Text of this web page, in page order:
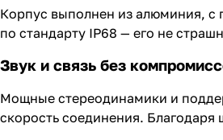
Корпус выполнен из алюминия, с
по стандарту IP68 — его не
Звук и связь без
Мощные стереодинамики и
скорость соединения.